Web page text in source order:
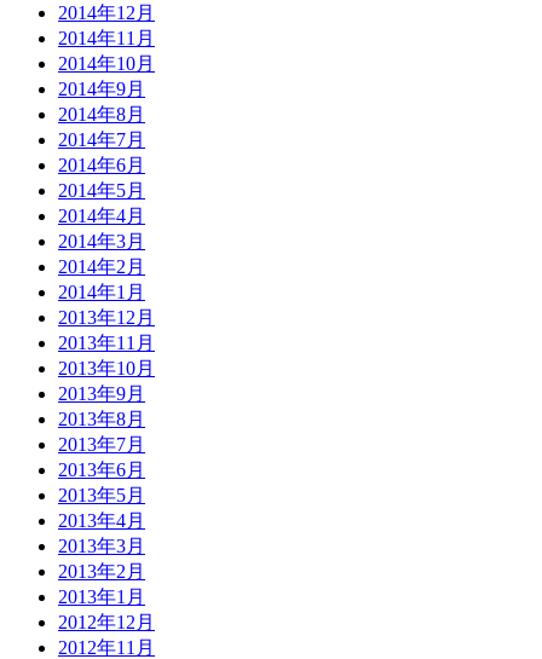
2014年12月
2014年11月
2014年10月
2014年9月
2014年8月
2014年7月
2014年6月
2014年5月
2014年4月
2014年3月
2014年2月
2014年1月
2013年12月
2013年11月
2013年10月
2013年9月
2013年8月
2013年7月
2013年6月
2013年5月
2013年4月
2013年3月
2013年2月
2013年1月
2012年12月
2012年11月